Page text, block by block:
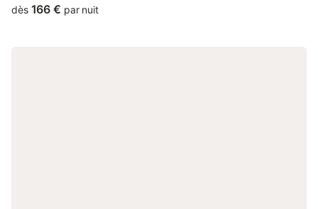
dès 166 € par nuit